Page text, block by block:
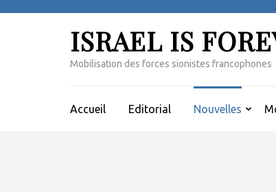
ISRAEL IS
Mobilisation des forces sionistes francophones
Accueil Editorial Nouvelles